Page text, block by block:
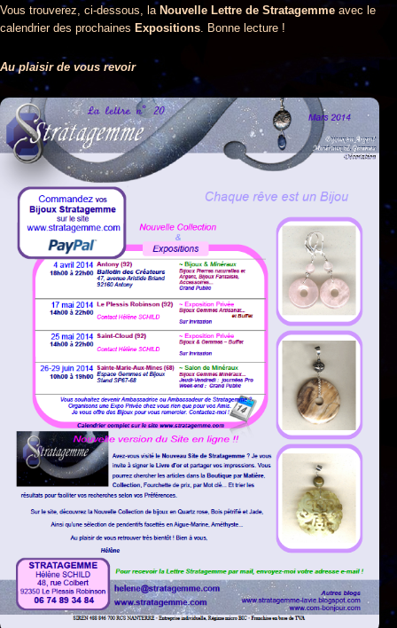
Vous trouverez, ci-dessous, la Nouvelle Lettre de Stratagemme avec le
calendrier des prochaines Expositions . Bonne lecture !
Au plaisir de vous revoir